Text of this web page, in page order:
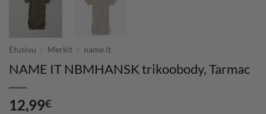
Etusivu / Merkit / name it
NAME IT NBMHANSK trikoobody, Tarmac
12,99€